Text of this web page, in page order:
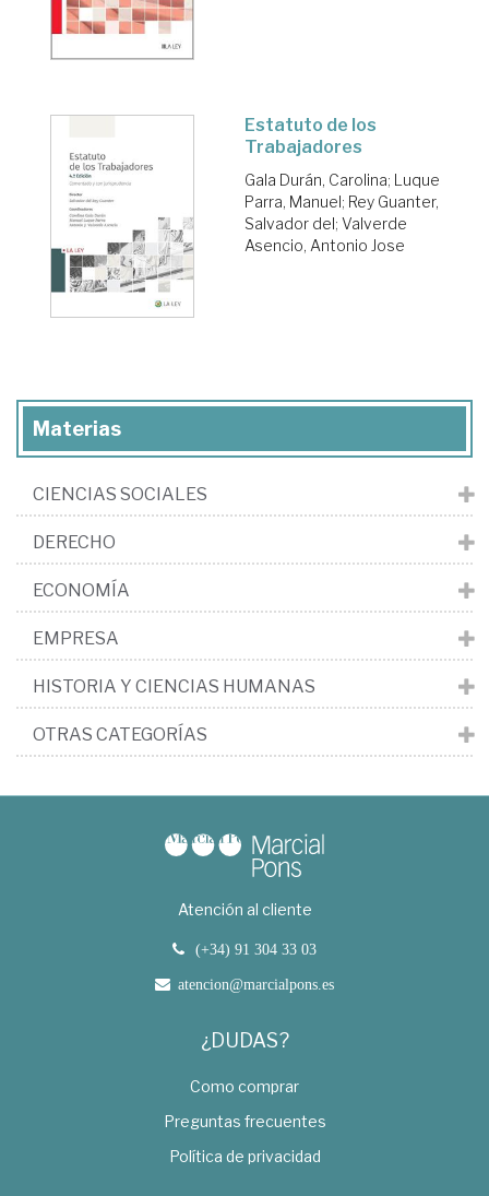
Estatuto de los
Trabajadores
Gala Durán, Carolina; Luque
Parra, Manuel; Rey Guanter,
Salvador del; Valverde
Asencio, Antonio Jose
Materias
CIENCIAS SOCIALES
DERECHO
ECONOMÍA
EMPRESA
HISTORIA Y CIENCIAS HUMANAS
OTRAS CATEGORÍAS
Atención al cliente
(+34) 91 304 33 03
atencion@marcialpons.es
¿DUDAS?
Como comprar
Preguntas frecuentes
Política de privacidad